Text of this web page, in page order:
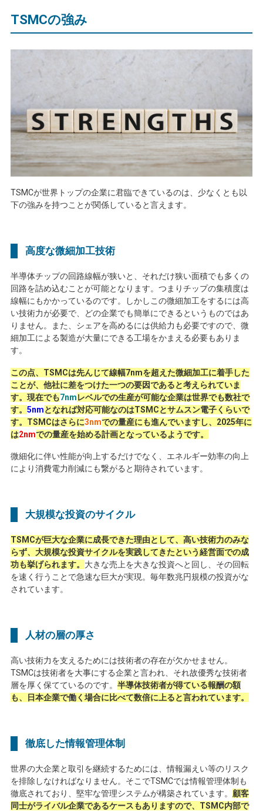
TSMCの強み
TSMCが世界トップの企業に君臨できているのは、少なくとも以
下の強みを持つことが関係していると言えます。
高度な微細加工技術
半導体チップの回路線幅が狭いと、それだけ狭い面積でも多くの
回路を詰め込むことが可能となります。つまりチップの集積度は
線幅にもかかっているのです。しかしこの微細加工をするには高
い技術力が必要で、どの企業でも簡単にできるというものではあ
りません。また、シェアを高めるには供給力も必要ですので、微
細加工による製造が大量にできる工場をかまえる必要もありま
す。
この点、TSMCは先んじて線幅7nmを超えた微細加工に着手した
ことが、他社に差をつけた一つの要因であると考えられていま
す。現在でも7nmレベルでの生産が可能な企業は世界でも数社で
す。 5nmとなれば対応可能なのはTSMCとサムスン電子くらいで
す。TSMCはさらに3nmでの量産にも進んでいますし、2025年に
は2nmでの量産を始める計画となっているようです。
微細化に伴い性能が向上するだけでなく、エネルギー効率の向上
により消費電力削減にも繋がると期待されています。
大規模な投資のサイクル
TSMCが巨大な企業に成長できた理由として、高い技術力のみな
らず、大規模な投資サイクルを実践してきたという経営面での成
功も挙げられます。 大きな売上を大きな投資へと回し、その回転
を速く行うことで急速な巨大が実現。毎年数兆円規模の投資がな
されています。
人材の層の厚さ
高い技術力を支えるためには技術者の存在が欠かせません。
TSMCは技術者を大事にする企業と言われ、それ故優秀な技術者
層を厚く保てているのです。 半導体技術者が得ている報酬の額
も、日本企業で働く場合に比べて数倍に上ると言われています。
徹底した情報管理体制
世界の大企業と取引を継続するためには、情報漏えい等のリスク
を排除しなければなりません。そこでTSMCでは情報管理体制も
徹底されており、堅牢な管理システムが構築されています。 顧客
同士がライバル企業であるケースもありますので、TSMC内部で